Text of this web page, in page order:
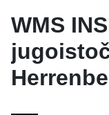
WMS